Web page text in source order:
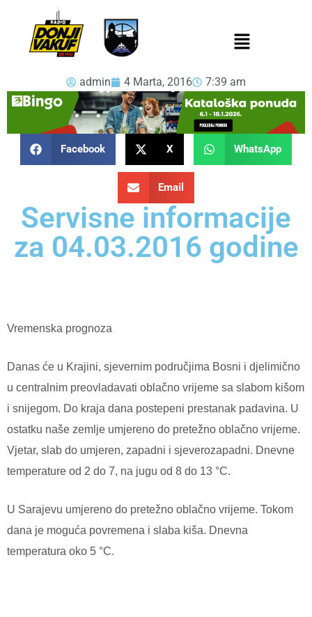
admin 4 Marta, 2016 7:39 am
Facebook X WhatsApp
Email
Servisne informacije
za 04.03.2016 godine
Vremenska prognoza
Danas će u Krajini, sjevernim područjima Bosni i djelimično
u centralnim preovladavati oblačno vrijeme sa slabom kišom
i snijegom. Do kraja dana postepeni prestanak padavina. U
ostatku naše zemlje umjereno do pretežno oblačno vrijeme.
Vjetar, slab do umjeren, zapadni i sjeverozapadni. Dnevne
temperature od 2 do 7, na jugu od 8 do 13 °C.
U Sarajevu umjereno do pretežno oblačno vrijeme. Tokom
dana je moguća povremena i slaba kiša. Dnevna
temperatura oko 5 °C.